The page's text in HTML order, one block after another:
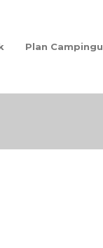
Plan Campingu